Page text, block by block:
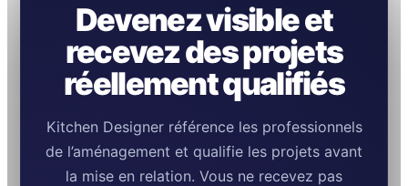
Devenez visible et
recevez des projets
réellement qualifiés
Kitchen Designer référence les professionnels
de l’aménagement et qualifie les projets avant
la mise en relation. Vous ne recevez pas